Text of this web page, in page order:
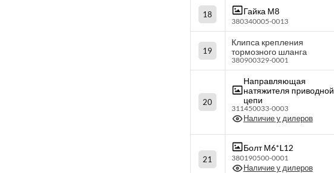
18 Гайка М8
380340005-0013
19
Клипса крепления
тормозного шланга
380900329-0001
20
Направляющая
натяжителя приводной
цепи
311450033-0003
Наличие у дилеров
21
Болт М6*L12
380190500-0001
Наличие у дилеров